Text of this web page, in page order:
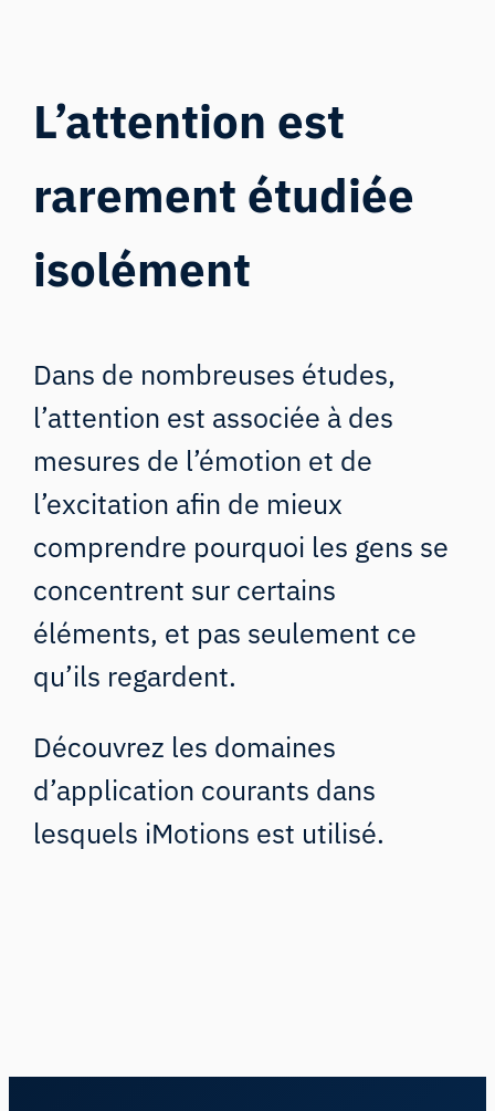
L’attention est
rarement étudiée
isolément
Dans de nombreuses études,
l’attention est associée à des
mesures de l’émotion et de
l’excitation afin de mieux
comprendre pourquoi les gens se
concentrent sur certains
éléments, et pas seulement ce
qu’ils regardent.
Découvrez les domaines
d’application courants dans
lesquels iMotions est utilisé.